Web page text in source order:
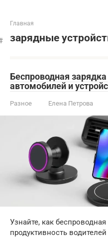
Главная
зарядные
Беспроводная
автомобилей и
Разное Елена Петрова
Узнайте, как
продуктивность